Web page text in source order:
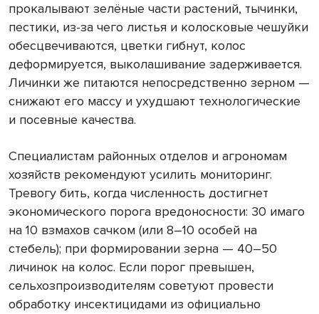
прокалывают зелёные части растений, тычинки,
пестики, из-за чего листья и колосковые чешуйки
обесцвечиваются, цветки гибнут, колос
деформируется, выколашивание задерживается.
Личинки же питаются непосредственно зерном —
снижают его массу и ухудшают технологические
и посевные качества.
Специалистам районных отделов и агрономам
хозяйств рекомендуют усилить мониторинг.
Тревогу бить, когда численность достигнет
экономического порога вредоносности: 30 имаго
на 10 взмахов сачком (или 8–10 особей на
стебель); при формировании зерна — 40–50
личинок на колос. Если порог превышен,
сельхозпроизводителям советуют провести
обработку инсектицидами из официально